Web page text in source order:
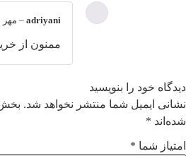
adriyani
– مهر 28, 1404
ممنون از
دیدگاه خود را بنویسید
نشانی ایمیل شما منتشر نخواهد شد.
شده‌اند *
امتیاز شما *